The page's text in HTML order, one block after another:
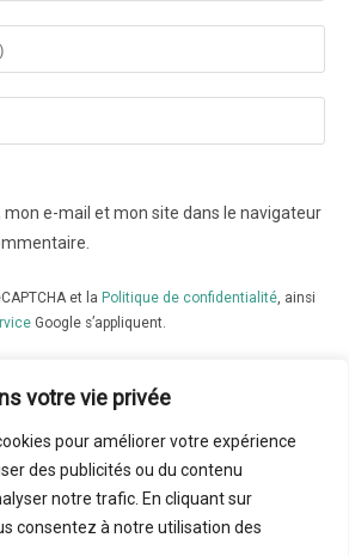
votre vie privée
pour améliorer votre expérience
des publicités ou du contenu
notre trafic. En cliquant sur
consentez à notre utilisation des
mon e-mail et mon site dans le navigateur
et la Politique de confidentialité, ainsi
Google s’appliquent.